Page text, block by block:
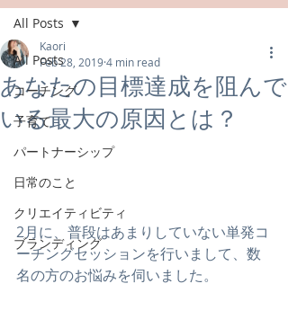
All Posts
コーチング
子育て
パートナーシップ
日常のこと
クリエイティビティ
ブランディング
All Posts
あなたの目標達成を阻んで
いる最大の原因とは？
Kaori
Feb 28, 20194 min read
2月に、普段はあまりしていない単発コ
ーチングセッションを行いまして、数
名の方のお悩みを伺いました。